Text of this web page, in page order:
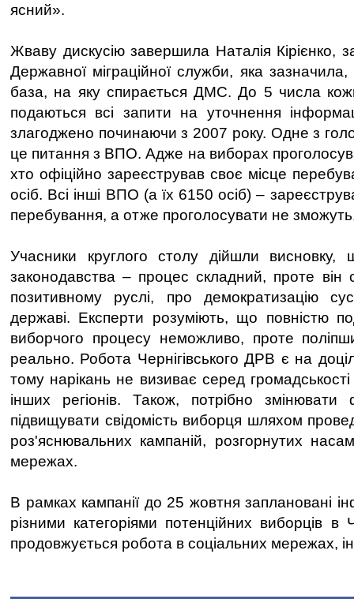
ясний».
Жваву дискусію завершила Наталія Кірієнко,
Державної міграційної служби, яка
база, на яку спирається ДМС. До 5 числа
подаються всі запити на уточнення
злагоджено починаючи з 2007 року. Одне з
це питання з ВПО. Адже на виборах
хто офіційно зареєстрував своє місце
осіб. Всі інші ВПО (а їх 6150 осіб) –
перебування, а отже проголосувати не
Учасники круглого столу дійшли висновку,
законодавства – процес складний, проте він
позитивному руслі, про демократизацію
державі. Експерти розуміють, що повністю
виборчого процесу неможливо, проте
реально. Робота Чернігівського ДРВ є на
тому нарікань не визиває серед
інших регіонів. Також, потрібно змінювати
підвищувати свідомість виборця шляхом
роз'яснювальних кампаній, розгорнутих
мережах.
В рамках кампанії до 25 жовтня заплановані
різними категоріями потенційних виборців в
продовжується робота в соціальних мережах,